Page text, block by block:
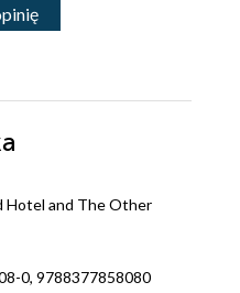
Hotel and The Other
0, 9788377858080